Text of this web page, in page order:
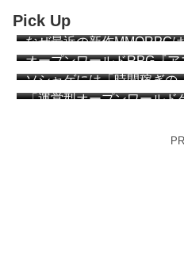
Pick Up
なぜ最近の新作MMORPG
ベテラン達が説明 “MMOは
た”
オープンワールドRPG『
CBT簡易レビュー
ソシャゲには「時間稼ぎの
が必要か？」 アークナイ
「運営型オープンワールド
PR